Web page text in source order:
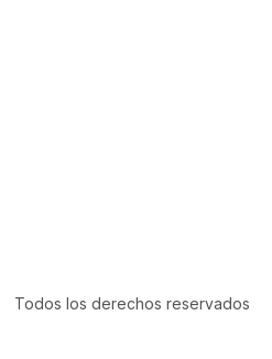
Todos los derechos reservados